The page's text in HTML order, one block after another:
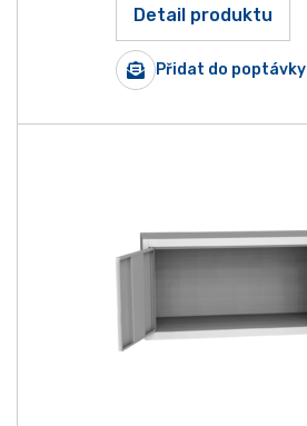
Detail produktu
Přidat do poptávky